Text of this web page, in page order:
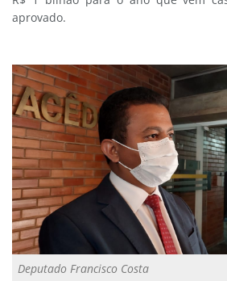
aprovado.
Deputado Francisco Costa